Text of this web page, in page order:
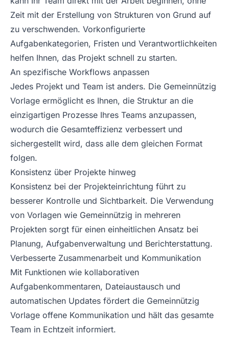
Zeit mit der Erstellung von Strukturen von Grund auf
zu verschwenden. Vorkonfigurierte
Aufgabenkategorien, Fristen und Verantwortlichkeiten
helfen Ihnen, das Projekt schnell zu starten.
An spezifische Workflows anpassen
Jedes Projekt und Team ist anders. Die Gemeinnützig
Vorlage ermöglicht es Ihnen, die Struktur an die
einzigartigen Prozesse Ihres Teams anzupassen,
wodurch die Gesamteffizienz verbessert und
sichergestellt wird, dass alle dem gleichen Format
folgen.
Konsistenz über Projekte hinweg
Konsistenz bei der Projekteinrichtung führt zu
besserer Kontrolle und Sichtbarkeit. Die Verwendung
von Vorlagen wie Gemeinnützig in mehreren
Projekten sorgt für einen einheitlichen Ansatz bei
Planung, Aufgabenverwaltung und Berichterstattung.
Verbesserte Zusammenarbeit und Kommunikation
Mit Funktionen wie kollaborativen
Aufgabenkommentaren, Dateiaustausch und
automatischen Updates fördert die Gemeinnützig
Vorlage offene Kommunikation und hält das gesamte
Team in Echtzeit informiert.